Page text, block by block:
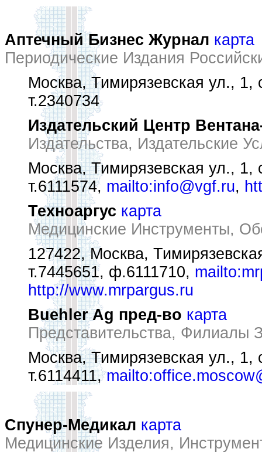
Аптечный Бизнес Журнал карта
Периодические Издания
Москва, Тимирязевская ул., 1,
т.2340734
Издательский Центр
Издательства, Издательские
Москва, Тимирязевская ул., 1,
т.6111574, mailto:info@vgf.ru,
Техноаргус карта
Медицинские Инструменты,
127422, Москва,
т.7445651, ф.6111710,
http://www.mrpargus.ru
Buehler Ag пред-во карта
Представительства, Филиалы
Москва, Тимирязевская ул., 1,
т.6114411,
Спунер-Медикал карта
Медицинские Изделия,